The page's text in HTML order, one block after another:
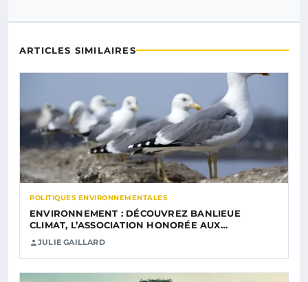
ARTICLES SIMILAIRES
POLITIQUES ENVIRONNEMENTALES
ENVIRONNEMENT : DÉCOUVREZ BANLIEUE
CLIMAT, L’ASSOCIATION HONORÉE AUX…
JULIE GAILLARD